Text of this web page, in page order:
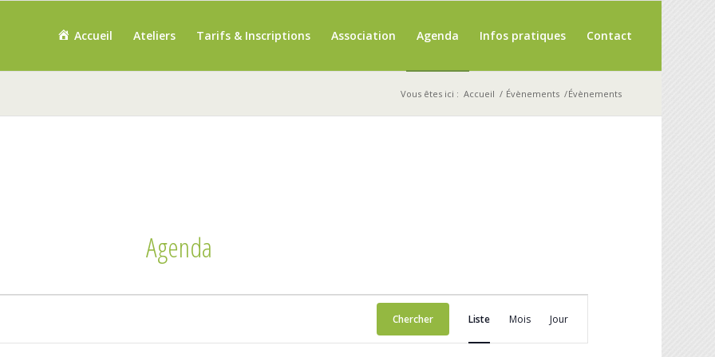
Accueil Ateliers Tarifs & Inscriptions Association Agenda Infos pratiques Contact
Vous êtes ici : Accueil / Évènements /Évènements
Agenda
Chercher
de
vues
Liste Mois Jour